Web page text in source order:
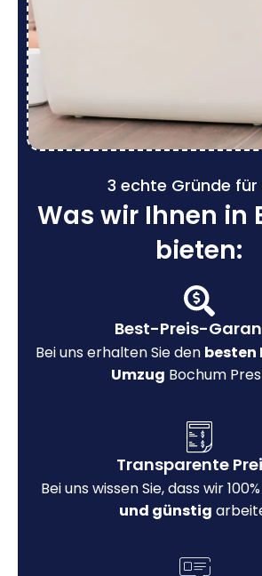
3 echte Gründe für
Was wir Ihnen in
bieten:
Best-Preis-
Bei uns erhalten Sie den besten
Umzug Bochum
Transparente
Bei uns wissen Sie, dass wir 100%
und günstig